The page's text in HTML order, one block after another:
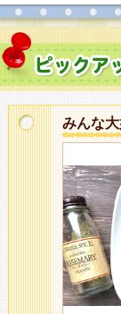
みんな